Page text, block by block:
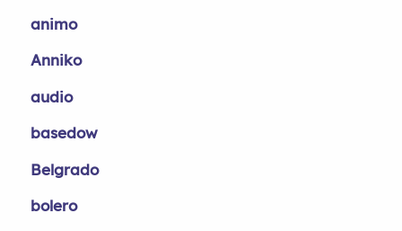
animo
Anniko
audio
basedow
Belgrado
bolero